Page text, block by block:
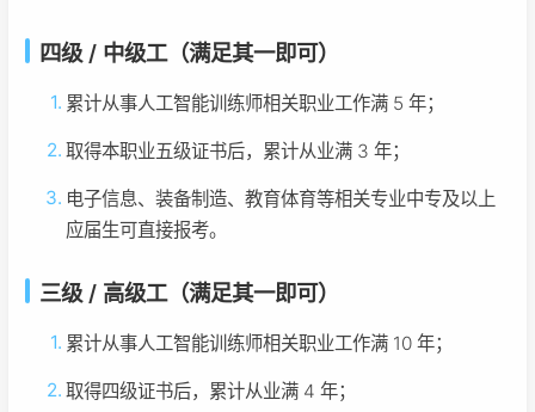
四级 / 中级工（满足其一即可）
累计从事人工智能训练师相关职业工作满 5 年；
取得本职业五级证书后，累计从业满 3 年；
电子信息、装备制造、教育体育等相关专业中专及以上
应届生可直接报考。
三级 / 高级工（满足其一即可）
累计从事人工智能训练师相关职业工作满 10 年；
取得四级证书后，累计从业满 4 年；